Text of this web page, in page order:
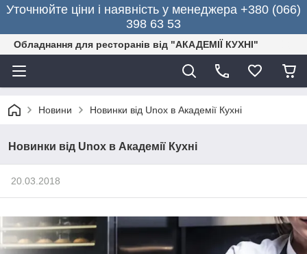
Уточнюйте ціни і наявність у менеджера +380 (066)
398 63 53
Обладнання для ресторанів від "АКАДЕМІЇ КУХНІ"
Новини Новинки від Unox в Академії Кухні
Новинки від Unox в Академії Кухні
20.03.2018